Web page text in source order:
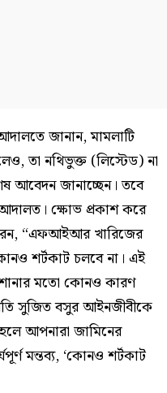
জানান, মামলাটি
তা নথিভুক্ত (লিস্টেড) না
আবেদন জানাচ্ছেন। তবে
ক্ষোভ প্রকাশ করে
“এফআইআর খারিজের
শর্টকাট চলবে না। এই
মতো কোনও কারণ
সুজিত বসুর আইনজীবীকে
আপনারা জামিনের
মন্তব্য, ‘কোনও শর্টকাট